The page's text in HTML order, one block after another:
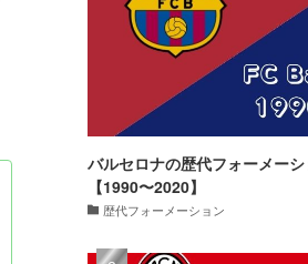
バルセロナの歴代フォーメー
【1990〜2020】
歴代フォーメーション